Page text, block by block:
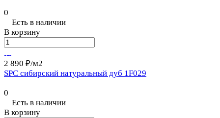
0
Есть в наличии
В корзину
2 890 ₽/м2
SPC сибирский натуральный дуб 1F029
0
Есть в наличии
В корзину